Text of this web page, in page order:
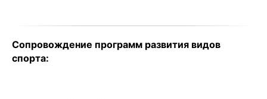
Сопровождение программ развития видов
спорта: